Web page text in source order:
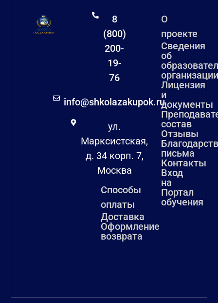
8
(800)
200-
19-
76
info@shkolazakupok.ru
ул.
Марксистская,
д. 34 корп. 7,
Москва
Способы
оплаты
Доставка
Оформление
возврата
О
проекте
Сведения
об
организации
Лицензия
и
документы
состав
Отзывы
письма
Контакты
Вход
на
Портал
обучения